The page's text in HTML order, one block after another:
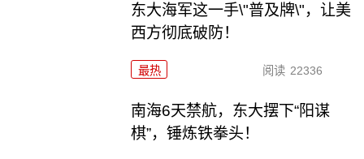
东大海军这一手\"普及牌\"，让美
西方彻底破防！
最热 阅读 22336
南海6天禁航，东大摆下“阳谋
棋”，锤炼铁拳头！